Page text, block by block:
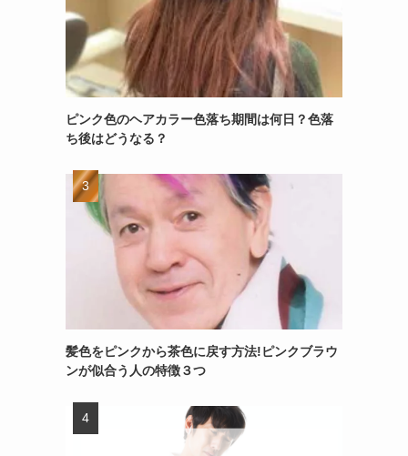
ピンク色のヘアカラー色落ち期間は何日？色落
ち後はどうなる？
髪色をピンクから茶色に戻す方法!ピンクブラウ
ンが似合う人の特徴３つ